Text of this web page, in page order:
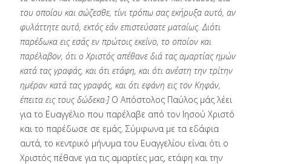
του οποίου και σώζεσθε, τίνι τρόπω σας εκήρυξα αυτό, αν
φυλάττητε αυτό, εκτός εάν επιστεύσατε ματαίως. Διότι
παρέδωκα εις εσάς εν πρώτοις εκείνο, το οποίον και
παρέλαβον, ότι ο Χριστός απέθανε διά τας αμαρτίας ημών
κατά τας γραφάς, και ότι ετάφη, και ότι ανέστη την τρίτην
ημέραν κατά τας γραφάς, και ότι εφάνη εις τον Κηφάν,
έπειτα εις τους δώδεκα·] Ο Απόστολος Παύλος μάς λέει
για το Ευαγγέλιο που παρέλαβε από τον Ιησού Χριστό
και το παρέδωσε σε εμάς. Σύμφωνα με τα εδάφια
αυτά, το κεντρικό μήνυμα του Ευαγγελίου είναι ότι ο
Χριστός πέθανε για τις αμαρτίες μας, ετάφη και την